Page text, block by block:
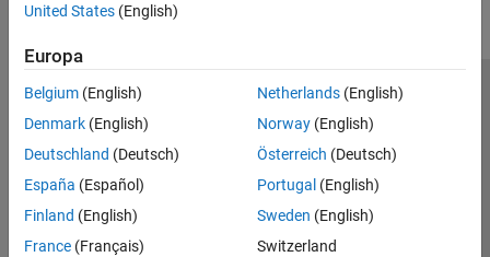
United States (English)
Europa
Belgium (English)
Denmark (English)
Deutschland (Deutsch)
España (Español)
Finland (English)
France (Français)
Netherlands(English)
Norway(English)
Österreich (Deutsch)
Portugal (English)
Sweden (English)
Switzerland
Centro de confianza
Marcas comerciales
Política de privacidad
Antipiratería
Estado de las aplicaciones
Información de contacto
© 1994-2026 The MathWorks, Inc.